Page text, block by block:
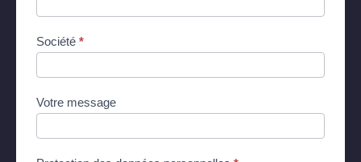
Société *
Votre message